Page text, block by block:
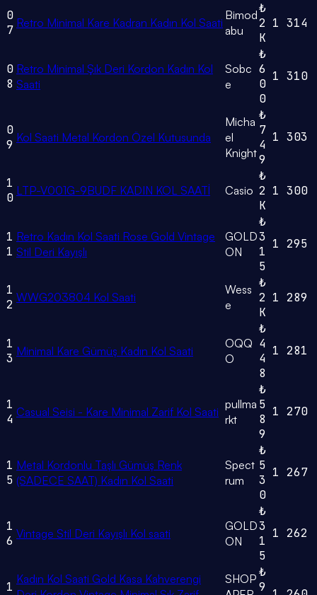
0
7 Retro Minimal Kare Kadran Kadın Kol Saati
Bimod
abu
₺
2
K
1 314
0
8
Retro Minimal Şık Deri Kordon Kadın Kol
Saati
Sobc
e
₺
6
0
0
1 310
0
9 Kol Saati Metal Kordon Özel Kutusunda
Micha
el
Knight
₺
7
4
9
1 303
1
0 LTP-V001G-9BUDF KADIN KOL SAATİ Casio
₺
2
K
1 300
1
1
Retro Kadın Kol Saati Rose Gold Vintage
Stil Deri Kayışlı
GOLD
ON
₺
3
1
5
1 295
1
2 WWG203804 Kol Saati
Wess
e
₺
2
K
1 289
1
3 Minimal Kare Gümüş Kadın Kol Saati
OQQ
O
₺
4
4
8
1 281
1
4 Casual Seisi - Kare Minimal Zarif Kol Saati
pullma
rkt
₺
5
8
9
1 270
1
5
Metal Kordonlu Taşlı Gümüş Renk
(SADECE SAAT) Kadın Kol Saati
Spect
rum
₺
5
3
0
1 267
1
6 Vintage Stil Deri Kayışlı Kol saati
GOLD
ON
₺
3
1
5
1 262
1
Kadın Kol Saati Gold Kasa Kahverengi
SHOP ₺
9